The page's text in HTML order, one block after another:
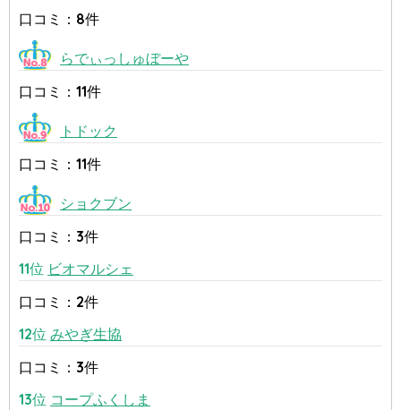
口コミ：8件
らでぃっしゅぼーや
口コミ：11件
トドック
口コミ：11件
ショクブン
口コミ：3件
11位 ビオマルシェ
口コミ：2件
12位 みやぎ生協
口コミ：3件
13位 コープふくしま